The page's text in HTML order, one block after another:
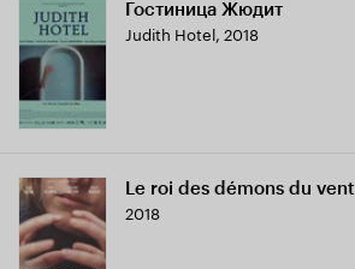
Гостиница Жюдит
Judith Hotel, 2018
Le roi des démons du vent
2018